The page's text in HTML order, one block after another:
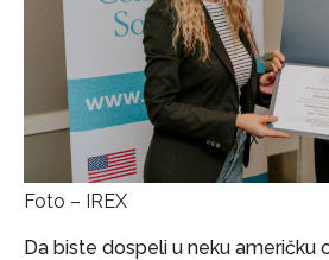
Foto – IREX
Da biste dospeli u neku američku